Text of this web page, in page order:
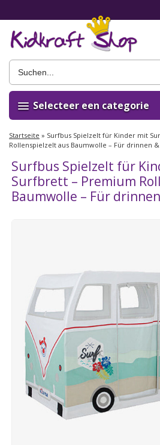
Selecteer een categorie
Startseite » Surfbus Spielzelt für Kinder mit
Rollenspielzelt aus Baumwolle – Für drinnen
Surfbus Spielzelt für
Surfbrett – Premium
Baumwolle – Für